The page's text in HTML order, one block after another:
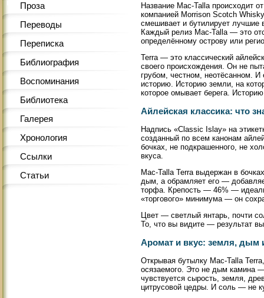
Проза
Переводы
Переписка
Библиография
Воспоминания
Библиотека
Галерея
Хронология
Ссылки
Статьи
Название Mac-Talla происходит
компанией Morrison Scotch
смешивает и бутилирует лучшие
Каждый релиз Mac-Talla — это
определённому острову или
Terra — это классический
своего происхождения. Он не
грубом, честном, неотёсанном.
историю. Историю земли, на
которое омывает берега.
Айлейская классика: что
Надпись «Classic Islay» на
созданный по всем канонам
бочках, не подкрашенного, не
вкуса.
Mac-Talla Terra выдержан в
дым, а обрамляет его —
торфа. Крепость — 46% —
«торгового» минимума — он
Цвет — светлый янтарь, почти
То, что вы видите — результат
Аромат и вкус: земля, дым
Открывая бутылку Mac-Talla
осязаемого. Это не дым камина
чувствуется сырость, земля,
цитрусовой цедры. И соль — не